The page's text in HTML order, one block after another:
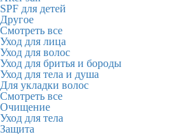
SPF для детей
Другое
Смотреть все
Уход для лица
Уход для волос
Уход для бритья и бороды
Уход для тела и душа
Для укладки волос
Смотреть все
Очищение
Уход для тела
Защита